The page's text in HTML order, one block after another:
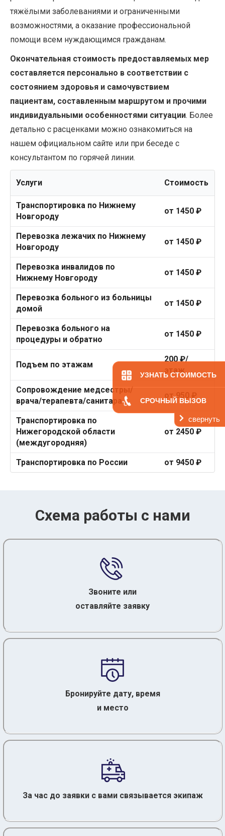
УЗНАТЬ СТОИМОСТЬ
СРОЧНЫЙ ВЫЗОВ
свернуть
тяжёлыми заболеваниями и ограниченными
возможностями, а оказание профессиональной
помощи всем нуждающимся гражданам.
Окончательная стоимость предоставляемых мер
составляется персонально в соответствии с
состоянием здоровья и самочувствием
пациентам, составленным маршрутом и прочими
индивидуальными особенностями ситуации. Более
детально с расценками можно ознакомиться на
нашем официальном сайте или при беседе с
консультантом по горячей линии.
Услуги Стоимость
Транспортировка по Нижнему
Новгороду
от 1450 ₽
Перевозка лежачих по Нижнему
Новгороду
от 1450 ₽
Перевозка инвалидов по
Нижнему Новгороду
от 1450 ₽
Перевозка больного из больницы
домой
от 1450 ₽
Перевозка больного на
процедуры и обратно
от 1450 ₽
Подъем по этажам
200 ₽/
этаж
Сопровождение медсестры/
врача/терапевта/санитара
от 950 ₽
Транспортировка по
Нижегородской области
(междугородняя)
от 2450 ₽
Транспортировка по России от 9450 ₽
Схема работы с нами
Звоните или
оставляйте заявку
Бронируйте дату, время
и место
За час до заявки с вами связывается экипаж